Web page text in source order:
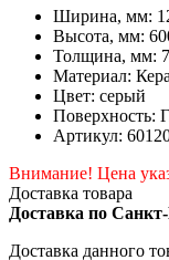
Ширина, мм:
Высота, мм:
Толщина, мм: 7
Материал:
Цвет: серый
Поверхность:
Артикул:
Внимание! Цена
Доставка товара
Доставка по
Доставка данного